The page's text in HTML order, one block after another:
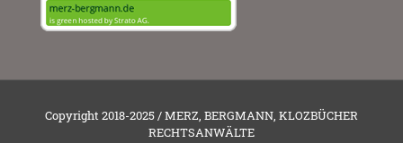
Copyright 2018-2025 / MERZ, BERGMANN, KLOZBÜCHER
RECHTSANWÄLTE